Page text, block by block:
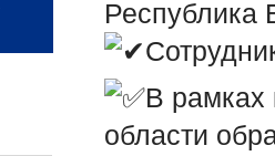
Республика
В рамках
области